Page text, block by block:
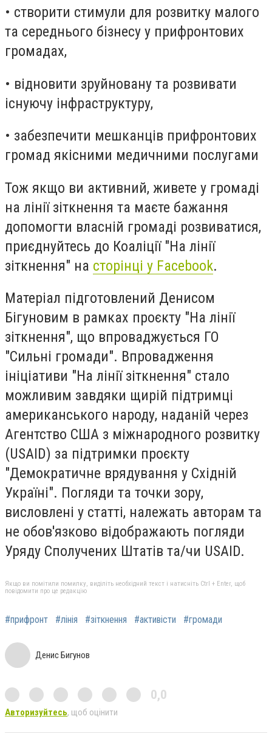
• створити стимули для розвитку малого
та середнього бізнесу у прифронтових
громадах,
• відновити зруйновану та розвивати
існуючу інфраструктуру,
• забезпечити мешканців прифронтових
громад якісними медичними послугами
Тож якщо ви активний, живете у громаді
на лінії зіткнення та маєте бажання
допомогти власній громаді розвиватися,
приєднуйтесь до Коаліції "На лінії
зіткнення" на сторінці у Facebook.
Матеріал підготовлений Денисом
Бігуновим в рамках проєкту "На лінії
зіткнення", що впроваджується ГО
"Сильні громади". Впровадження
ініціативи "На лінії зіткнення" стало
можливим завдяки щирій підтримці
американського народу, наданій через
Агентство США з міжнародного розвитку
(USAID) за підтримки проєкту
"Демократичне врядування у Східній
Україні". Погляди та точки зору,
висловлені у статті, належать авторам та
не обов'язково відображають погляди
Уряду Сполучених Штатів та/чи USAID.
Якщо ви помітили помилку, виділіть необхідний текст і натисніть Ctrl + Enter, щоб
повідомити про це редакцію
#прифронт #лінія #зіткнення #активісти #громади
Денис Бигунов
0,0
Авторизуйтесь, щоб оцінити